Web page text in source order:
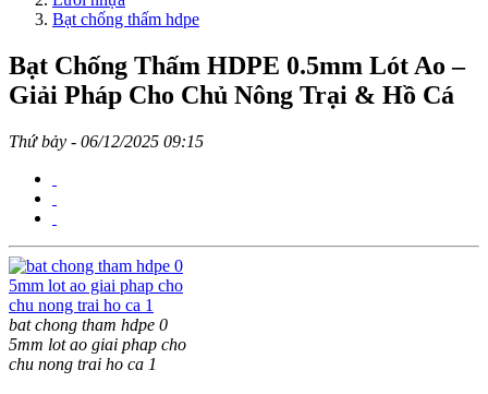
Bạt chống thấm hdpe
Bạt Chống Thấm HDPE 0.5mm Lót Ao –
Giải Pháp Cho Chủ Nông Trại & Hồ Cá
Thứ bảy - 06/12/2025 09:15
bat chong tham hdpe 0
5mm lot ao giai phap cho
chu nong trai ho ca 1